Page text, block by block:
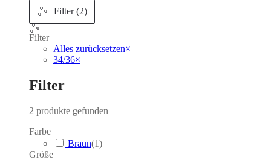
Filter (2)
Filter
Alles zurücksetzen×
34/36×
Filter
2 produkte gefunden
Farbe
Braun(1)
Größe